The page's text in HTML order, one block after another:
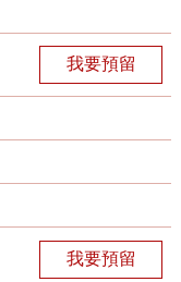
我要預留
我要預留